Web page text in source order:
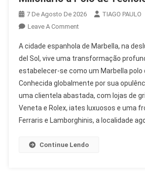
7 De Agosto De 2026
TIAGO PAULO
Leave A CommentOn
Se
Transforma:
De
Playground
Milionário
A
Polo
A cidade espanhola de Marbella, na
del Sol, vive uma transformação
estabelecer-se como um Marbella polo
Conhecida globalmente por sua
uma clientela abastada, com lojas de
Veneta e Rolex, iates luxuosos e uma
Ferraris e Lamborghinis, a localidade
Continue Lendo